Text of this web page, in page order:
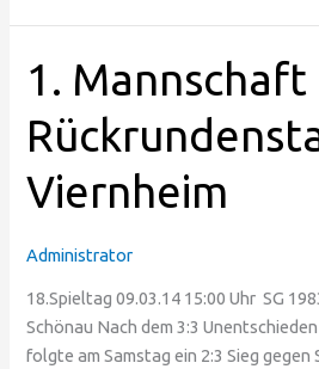
1. Mannschaft
Viernheim
Administrator
18.Spieltag 09.03.14 15:00 Uhr SG
Schönau Nach dem 3:3
folgte am Samstag ein 2:3 Sieg gegen
1.
Mannschaft
Rückrundenstart
in
Viernheim